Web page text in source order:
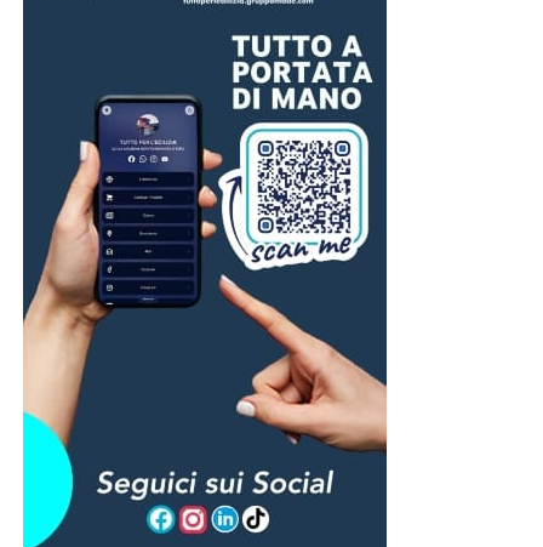
Brigata Catanzaro
armi e nominato cappellano militare con il grado di
caporal maggiore presso la XII Compagnia di Sanità.
Successivamente fu assegnato alla Brigata Catanzaro (i
suoi familiari chiamarono il corpo di appartenenza Brigata
D’Annunzio), una delle unità più celebri, decorate e
controverse del Regio Esercito. I suoi soldati
combatterono nei settori più duri del Carso, pagando un
tributo altissimo di vite umane. La brigata è ricordata
anche per il drammatico ammutinamento di Santa Maria
la Longa, nel luglio 1917, quando uomini ormai stremati
da mesi di combattimenti si ribellarono all’ordine di
tornare immediatamente in linea. La repressione fu
durissima: ventotto militari vennero fucilati. Nonostante
quella tragica pagina, la Brigata Catanzaro continuò a
distinguersi per il valore dimostrato in battaglia, ricevendo
importanti decorazioni al valor militare.
Essere cappellano di una brigata simile significava molto
più che celebrare la Messa. Voleva dire condividere la